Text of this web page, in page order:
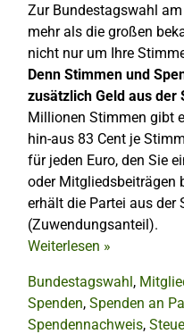
Zur Bundestagswahl
mehr als die großen
nicht nur um Ihre
Denn Stimmen und
zusätzlich Geld aus der
Millionen Stimmen gibt
hin-aus 83 Cent je
für jeden Euro, den Sie
oder Mitgliedsbeiträgen
erhält die Partei aus der
(Zuwendungsanteil).
Weiterlesen »
Bundestagswahl,
Spenden, Spenden an
Spendennachweis,